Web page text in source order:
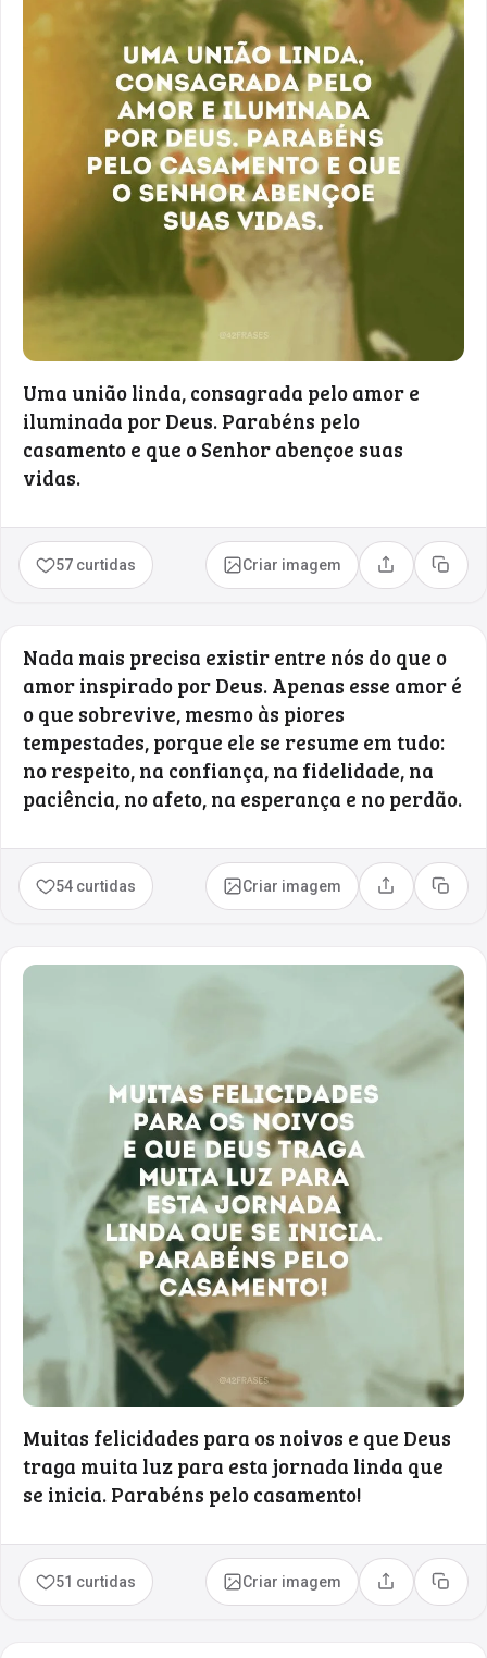
Uma união linda, consagrada pelo amor e
iluminada por Deus. Parabéns pelo
casamento e que o Senhor abençoe suas
vidas.
57 curtidas Criar imagem Compartilhar
Copiar
Nada mais precisa existir entre nós do que o
amor inspirado por Deus. Apenas esse amor é
o que sobrevive, mesmo às piores
tempestades, porque ele se resume em tudo:
no respeito, na confiança, na fidelidade, na
paciência, no afeto, na esperança e no perdão.
54 curtidas Criar imagem Compartilhar
Copiar
Muitas felicidades para os noivos e que Deus
traga muita luz para esta jornada linda que
se inicia. Parabéns pelo casamento!
51 curtidas Criar imagem Compartilhar
Copiar